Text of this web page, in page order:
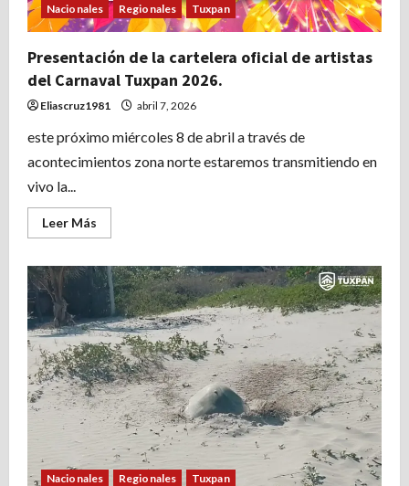
Nacionales Regionales Tuxpan
Presentación de la cartelera oficial de artistas
del Carnaval Tuxpan 2026.
Eliascruz1981 abril 7, 2026
este próximo miércoles 8 de abril a través de
acontecimientos zona norte estaremos transmitiendo en
vivo la...
Leer Más
más
Presentación
de
cartelera
oficial
de
artistas
del
Carnaval
Tuxpan
2026.
Nacionales Regionales Tuxpan